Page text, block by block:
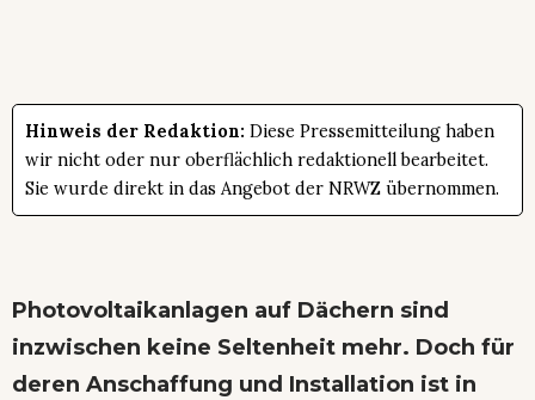
Hinweis der Redaktion: Diese Pressemitteilung haben
wir nicht oder nur oberflächlich redaktionell bearbeitet.
Sie wurde direkt in das Angebot der NRWZ übernommen.
Photovoltaikanlagen auf Dächern sind
inzwischen keine Seltenheit mehr. Doch für
deren Anschaffung und Installation ist in